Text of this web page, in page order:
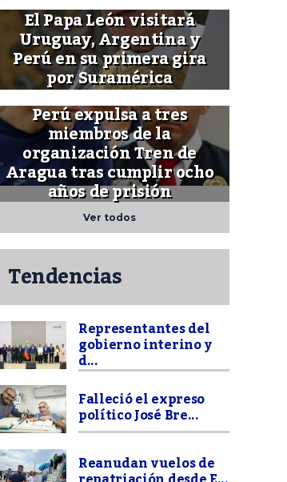
El Papa León visitará
Uruguay, Argentina y
Perú en su primera gira
por Suramérica
Perú expulsa a tres
miembros de la
organización Tren de
Aragua tras cumplir ocho
años de prisión
Ver todos
Tendencias
Representantes del
gobierno interino y
d...
Falleció el expreso
político José Bre...
Reanudan vuelos de